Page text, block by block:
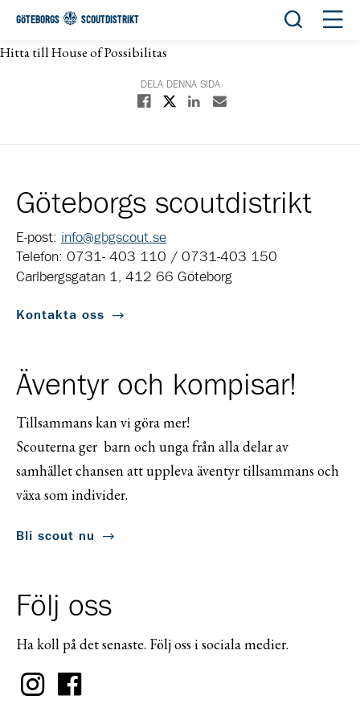
GÖTEBORGS SCOUTDISTRIKT Öppna
Hitta till House of Possibilitas
DELA DENNA SIDA
Dela på Facebook
Dela på XDela på Linkedin
Dela med E-post
Göteborgs scoutdistrikt
E-post: info@gbgscout.se
Telefon: 0731- 403 110 / 0731-403 150
Carlbergsgatan 1, 412 66 Göteborg
Kontakta oss
Äventyr och kompisar!
Tillsammans kan vi göra mer!
Scouterna ger barn och unga från alla delar av
samhället chansen att uppleva äventyr tillsammans och
växa som individer.
Bli scout nu
Följ oss
Ha koll på det senaste. Följ oss i sociala medier.